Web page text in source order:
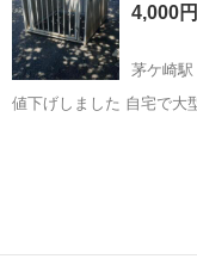
4,000円
茅ケ崎駅
値下げしました 自宅で大